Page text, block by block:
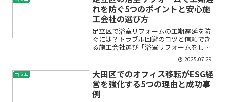
れを防ぐ5つのポイントと安心施
工会社の選び方
足立区で浴室リフォームの工期遅延を防
ぐには？トラブル回避のコツと信頼でき
る施工会社選び「浴室リフォームをした
いけど、工事が予定通り終わるか心配」
「突然の工期遅れやトラブルで日常生活
に支障が出たらどうしよう…」そんな不
安をお持ちではありません...
2025.07.29
コラム
大田区でのオフィス移転がESG経
営を強化する5つの理由と成功事
例